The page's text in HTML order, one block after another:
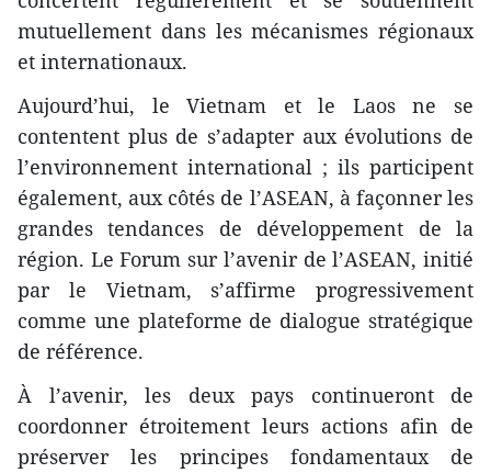
mutuellement dans les mécanismes régionaux
et internationaux.
Aujourd’hui, le Vietnam et le Laos ne se
contentent plus de s’adapter aux évolutions de
l’environnement international ; ils participent
également, aux côtés de l’ASEAN, à façonner les
grandes tendances de développement de la
région. Le Forum sur l’avenir de l’ASEAN, initié
par le Vietnam, s’affirme progressivement
comme une plateforme de dialogue stratégique
de référence.
À l’avenir, les deux pays continueront de
coordonner étroitement leurs actions afin de
préserver les principes fondamentaux de